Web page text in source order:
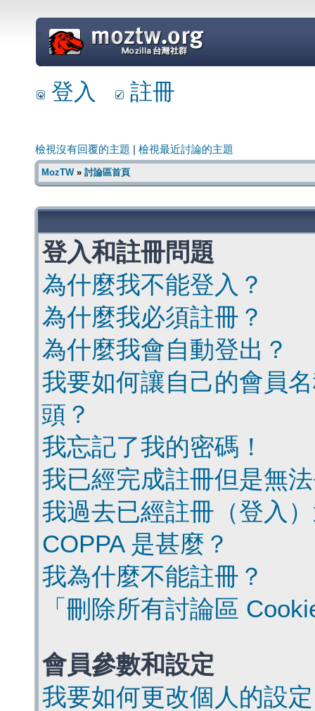
=
登入 註冊
檢視沒有回覆的主題 檢視最近討論的主題
MozTW» 討論區首頁
登入和註冊問題
為什麼我不能登入？
為什麼我必須註冊？
為什麼我會自動登出？
我要如何讓自己的會員
頭？
我忘記了我的密碼！
我已經完成註冊但是無
我過去已經註冊（登入
COPPA 是甚麼？
我為什麼不能註冊？
「刪除所有討論區
會員參數和設定
我要如何更改個人的設